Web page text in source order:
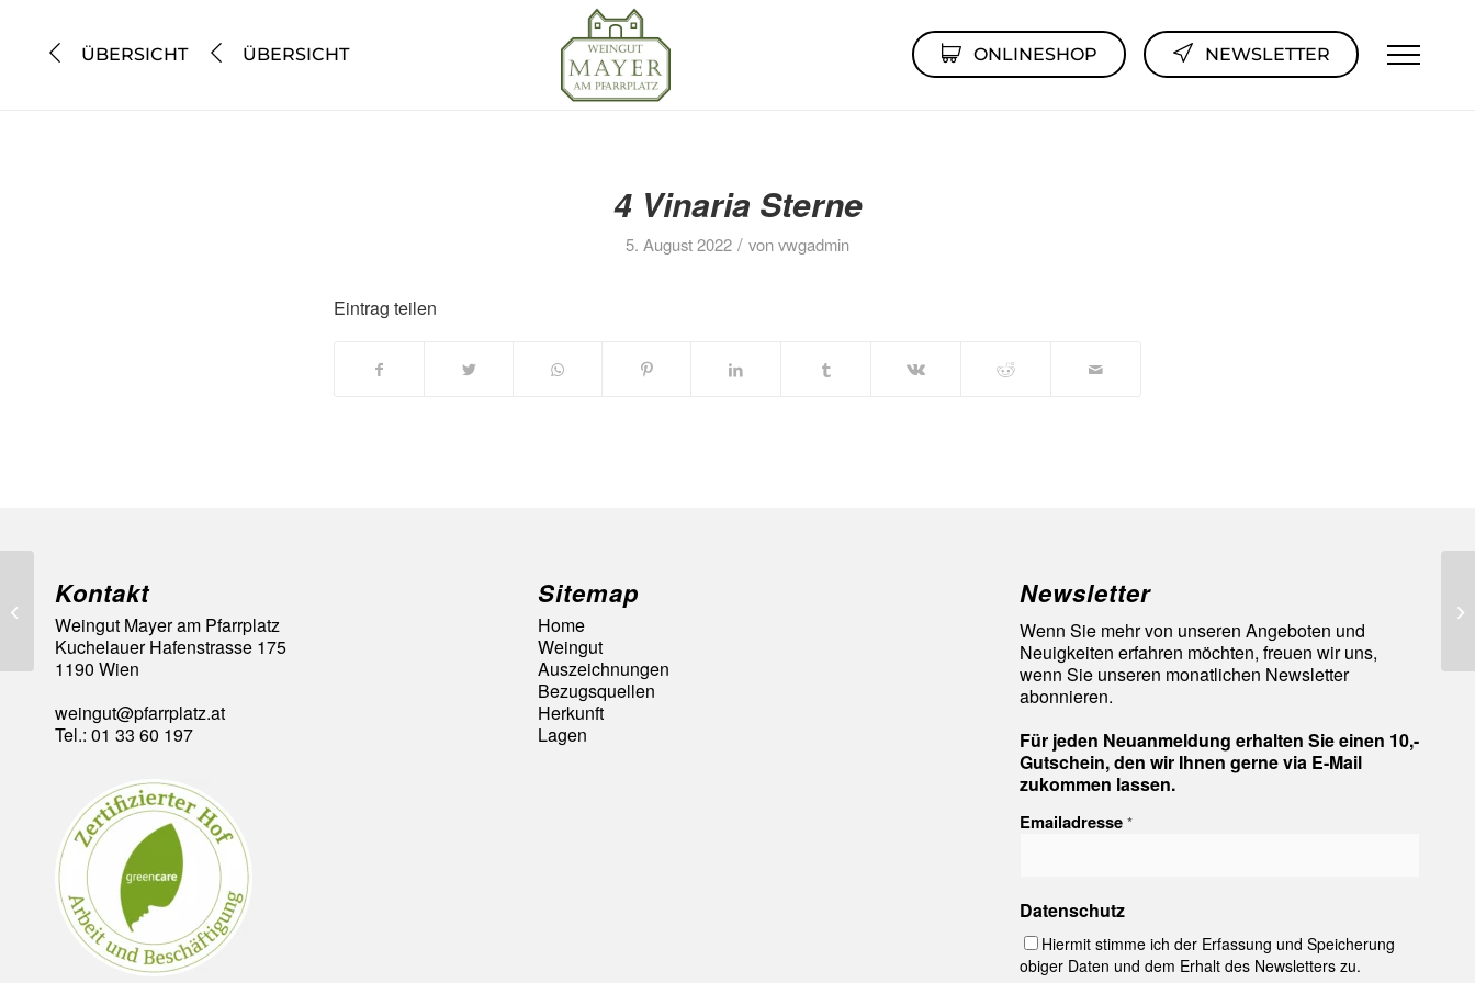
ÜBERSICHT ÜBERSICHT ONLINESHOP NEWSLETTER
4 Vinaria Sterne
5. August 2022 / vonvwgadmin
Eintrag teilen
Kontakt
Weingut Mayer am Pfarrplatz
Kuchelauer Hafenstrasse 175
1190 Wien
weingut@pfarrplatz.at
Tel.: 01 33 60 197
Sitemap
Home
Weingut
Auszeichnungen
Bezugsquellen
Herkunft
Lagen
Newsletter
Wenn Sie mehr von unseren Angeboten und
Neuigkeiten erfahren möchten, freuen wir uns,
wenn Sie unseren monatlichen Newsletter
abonnieren.
Für jeden Neuanmeldung erhalten Sie einen 10,-
Gutschein, den wir Ihnen gerne via E-Mail
zukommen lassen.
Emailadresse*
Datenschutz
Hiermit stimme ich der Erfassung und Speicherung
obiger Daten und dem Erhalt des Newsletters zu.
3